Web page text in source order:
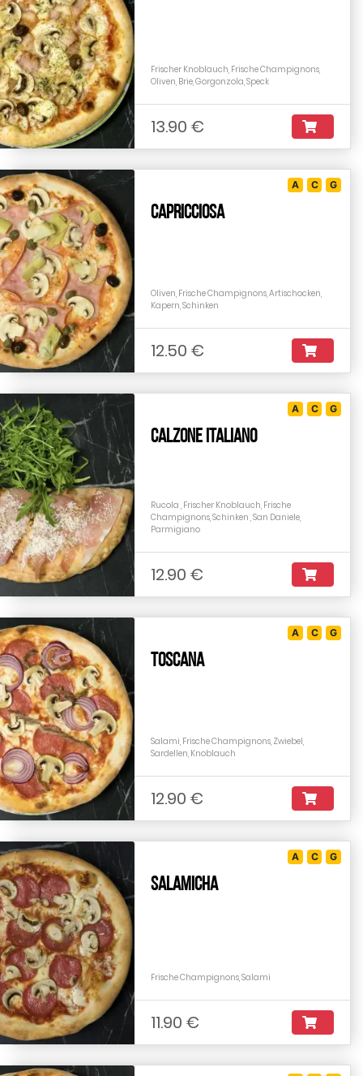
Frischer Knoblauch, Frische Champignons,
Oliven, Brie, Gorgonzola, Speck
13.90 €
Capricciosa
A C G
Oliven, Frische Champignons, Artischocken,
Kapern, Schinken
12.50 €
Calzone Italiano
A C G
Rucola , Frischer Knoblauch, Frische
Champignons, Schinken , San Daniele,
Parmigiano
12.90 €
Toscana
A C G
Salami, Frische Champignons, Zwiebel,
Sardellen, Knoblauch
12.90 €
Salamicha
A C G
Frische Champignons, Salami
11.90 €